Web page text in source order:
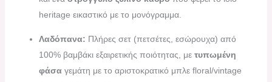
heritage εικαστικό με το μονόγραμμα.
Λαδόπανα: Πλήρες σετ (πετσέτες, εσώρουχα) από
100% βαμβάκι εξαιρετικής ποιότητας, με τυπωμένη
φάσαγεμάτη με το αριστοκρατικό μπλε floral/vintage